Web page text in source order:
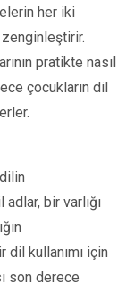
her iki
zenginleştirir.
pratikte nasıl
çocukların dil
bir varlığı
dil kullanımı için
son derece